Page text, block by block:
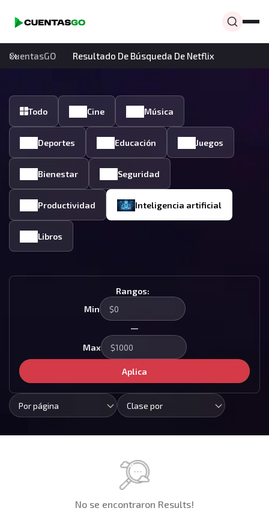
CuentasGO Resultado De Búsqueda De Netflix
Todo Cine Música
Deportes Educación Juegos
Bienestar Seguridad
Productividad Inteligencia artificial
Libros
Rangos:
Min
—
Max
Aplica
Por página Clase por
No se encontraron Results!